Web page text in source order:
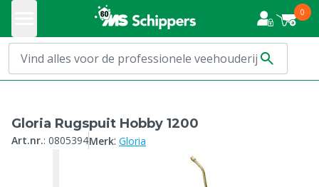
0
Gloria Rugspuit Hobby 1200
Art.nr.: 0805394Merk: Gloria